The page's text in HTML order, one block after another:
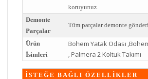
koruyunuz.
Demonte
Parçalar
Tüm parçalar demonte
Ürün
İsimleri
Bohem Yatak Odası
, Palmera 2 Koltuk Takımı
İSTEĞE BAĞLI ÖZELLİKLER